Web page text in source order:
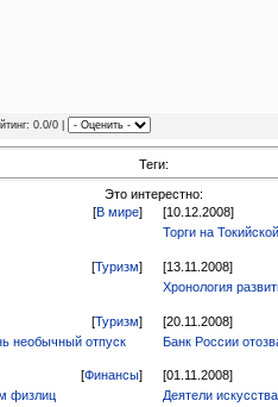
0.0/0 |
Теги:
Это интерестно:
[В мире]
[10.12.2008]
Торги на
[Туризм]
[13.11.2008]
Хронология
[Туризм]
необычный отпуск
[20.11.2008]
Банк России
[Финансы]
физлиц
[01.11.2008]
Деятели